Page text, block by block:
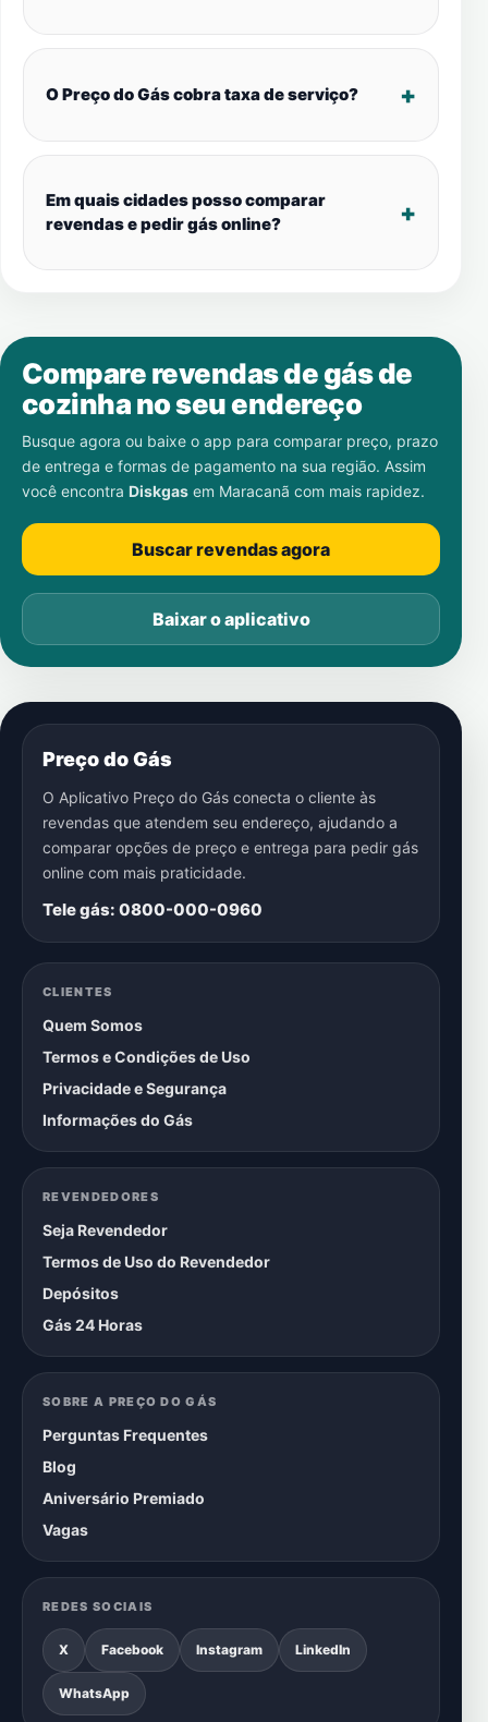
O Preço do Gás cobra taxa de serviço?
Em quais cidades posso comparar
revendas e pedir gás online?
Compare revendas de gás de
cozinha no seu endereço
Busque agora ou baixe o app para comparar preço, prazo
de entrega e formas de pagamento na sua região. Assim
você encontra Diskgas em Maracanã com mais rapidez.
Buscar revendas agora
Baixar o aplicativo
Preço do Gás
O Aplicativo Preço do Gás conecta o cliente às
revendas que atendem seu endereço, ajudando a
comparar opções de preço e entrega para pedir gás
online com mais praticidade.
Tele gás: 0800-000-0960
CLIENTES
Quem Somos
Termos e Condições de Uso
Privacidade e Segurança
Informações do Gás
REVENDEDORES
Seja Revendedor
Termos de Uso do Revendedor
Depósitos
Gás 24 Horas
SOBRE A PREÇO DO GÁS
Perguntas Frequentes
Blog
Aniversário Premiado
Vagas
REDES SOCIAIS
X Facebook Instagram LinkedIn
WhatsApp